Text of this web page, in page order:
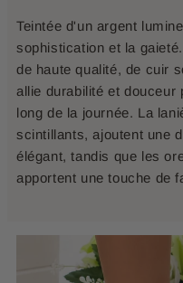
Teintée d'un argent
sophistication et la
de haute qualité, de cuir
allie durabilité et douceur
long de la journée. La
scintillants, ajoutent une
élégant, tandis que les
apportent une touche de